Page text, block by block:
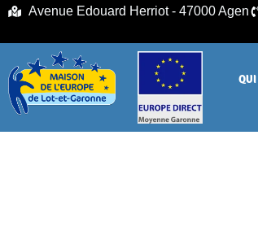
principalAvenue Edouard Herriot - 47000 Agen